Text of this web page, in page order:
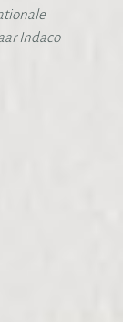
Indaco